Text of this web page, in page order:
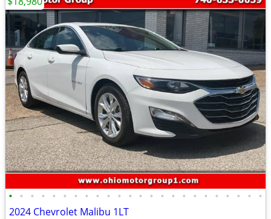
• • • • • • • • • • • • • • • • • • • • • • • •
2024 Chevrolet Malibu 1LT